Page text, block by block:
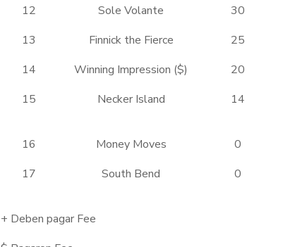
12
Sole Volante 30
13
Finnick the Fierce 25
14
Winning Impression ($) 20
15
Necker Island 14
16 Money Moves 0
17
South Bend 0
+ Deben pagar Fee